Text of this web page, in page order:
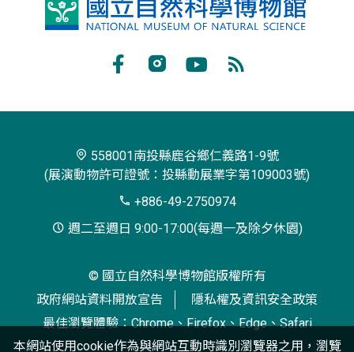
鳳
態
區
閱
558001南投縣鹿谷鄉仁義路1-9號
(展演動物許可證號：投縣動展業字第109003號)
+886-49-2750974
週二至週日 9:00-17:00(每週一及除夕休園)
© 國立自然科學博物館版權所有
政府網站資料開放宣告
隱私權及資訊安全政策
最佳瀏覽體驗：Chrome、Firefox、Edge、Safari
本網站使用cookie作為與網站互動時識別瀏覽器之用，瀏覽